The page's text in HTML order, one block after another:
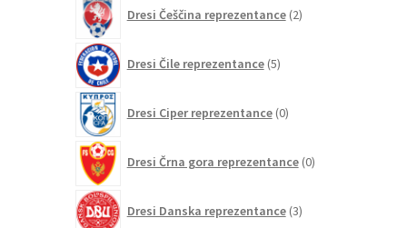
Dresi Češčina reprezentance 2izdelka
Dresi Čile reprezentance 5izdelkov
Dresi Ciper reprezentance 0izdelkov
Dresi Črna gora reprezentance 0izdelkov
Dresi Danska reprezentance 3izdelki